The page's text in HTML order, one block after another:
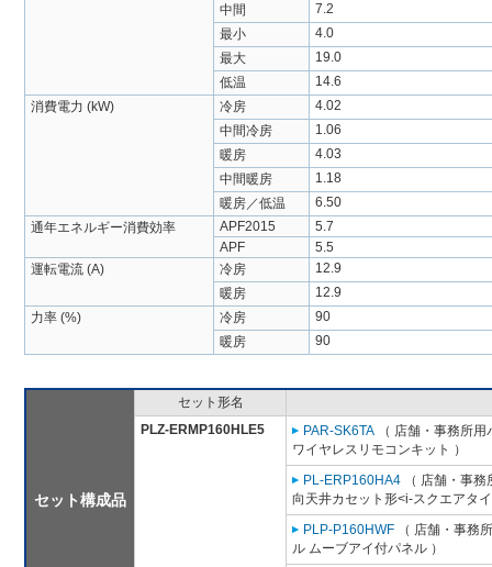
中間
7.2
最小
4.0
最大
19.0
低温
14.6
消費電力 (kW)
冷房
4.02
中間冷房
1.06
暖房
4.03
中間暖房
1.18
暖房／低温
6.50
通年エネルギー消費効率
APF2015
5.7
APF
5.5
運転電流 (A)
冷房
12.9
暖房
12.9
力率 (%)
冷房
90
暖房
90
セット構成品
セット形名
PLZ-ERMP160HLE5
PAR-SK6TA （ 店舗・事務所
ワイヤレスリモコンキット ）
PL-ERP160HA4 （ 店舗・事
向天井カセット形<i-スクエアタ
PLP-P160HWF （ 店舗・事務
ル ムーブアイ付パネル ）